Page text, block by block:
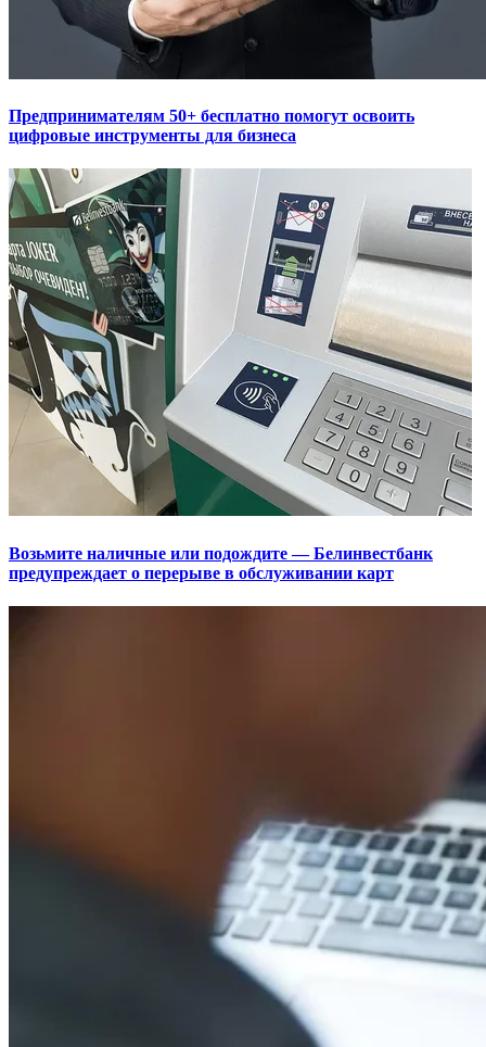
Предпринимателям 50+ бесплатно помогут освоить
цифровые инструменты для бизнеса
Возьмите наличные или подождите — Белинвестбанк
предупреждает о перерыве в обслуживании карт